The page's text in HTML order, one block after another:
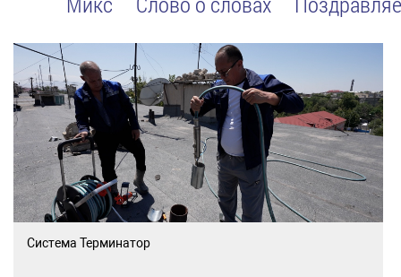
Система Терминатор